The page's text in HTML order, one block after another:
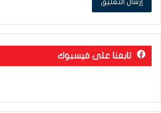
تابعنا على فيسبوك